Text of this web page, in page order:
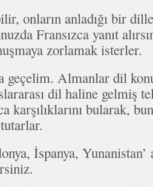
onların anladığı bir
Fransızca yanıt
zorlamak isterler.
geçelim. Almanlar dil
dil haline gelmiş
karşılıklarını bularak,
İspanya,